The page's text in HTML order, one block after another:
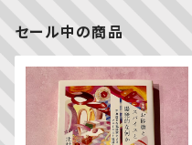
セール中の商品